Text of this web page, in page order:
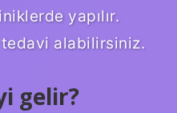
yapılır.
alabilirsiniz.
gelir?